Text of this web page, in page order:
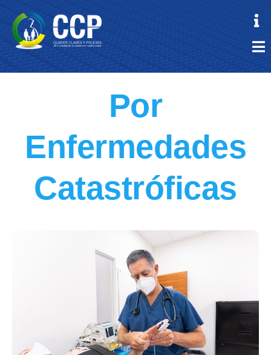
Por
Enfermedades
Catastróficas